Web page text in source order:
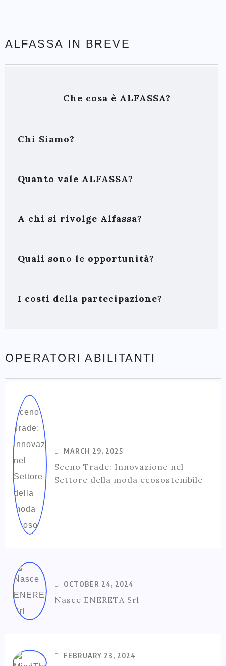
ALFASSA IN BREVE
Che cosa è ALFASSA?
Chi Siamo?
Quanto vale ALFASSA?
A chi si rivolge Alfassa?
Quali sono le opportunità?
I costi della partecipazione?
OPERATORI ABILITANTI
MARCH 29, 2025
Sceno Trade: Innovazione nel
Settore della moda ecosostenibile
OCTOBER 24, 2024
Nasce ENERETA Srl
FEBRUARY 23, 2024